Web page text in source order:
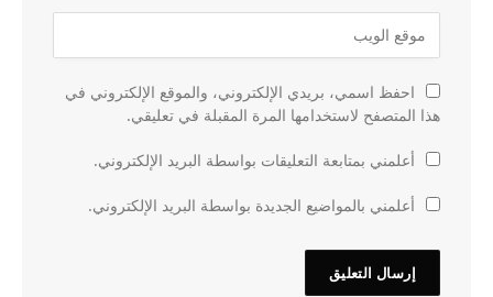
احفظ اسمي، بريدي الإلكتروني، والموقع الإلكتروني في
هذا المتصفح لاستخدامها المرة المقبلة في تعليقي.
أعلمني بمتابعة التعليقات بواسطة البريد الإلكتروني.
أعلمني بالمواضيع الجديدة بواسطة البريد الإلكتروني.